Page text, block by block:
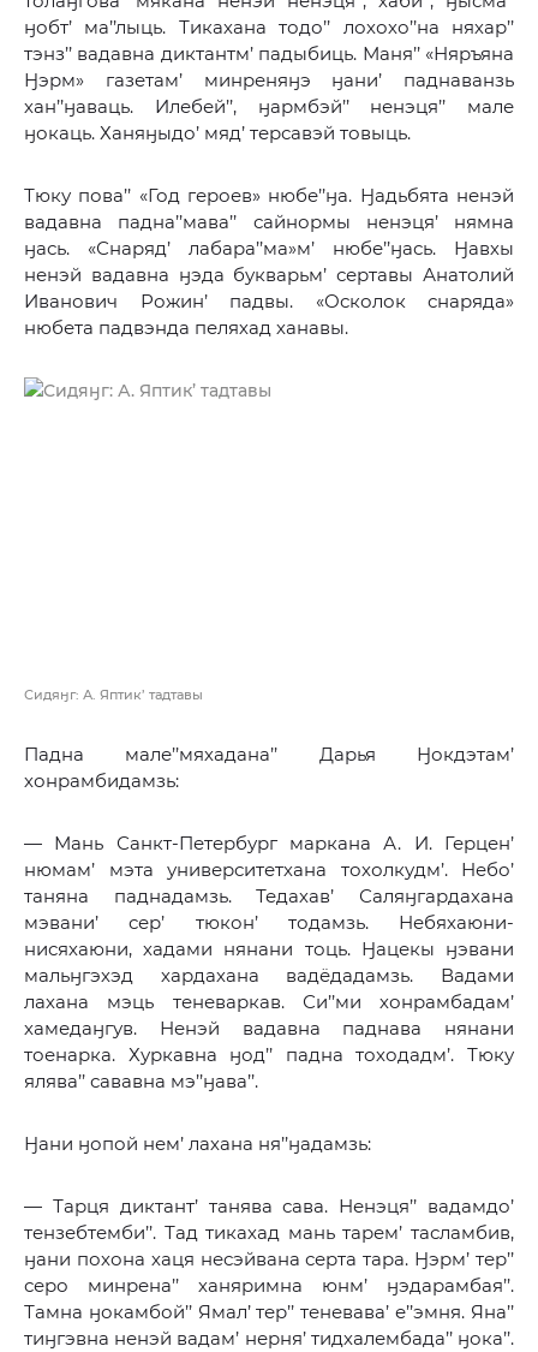
ӈобт’ ма’’лыць. Тикахана тодо’’ лохохо’’на няхар’’
тэнз’’ вадавна диктантм’ падыбиць. Маня’’ «Няръяна
Ӈэрм» газетам’ минреняӈэ ӈани’ паднаванзь
хан’’ӈаваць. Илебей’’, ӈармбэй’’ ненэця’’ мале
ӈокаць. Ханяӈыдо’ мяд’ терсавэй товыць.
Тюку пова’’ «Год героев» нюбе’’ӈа. Ӈадьбята ненэй
вадавна падна’’мава’’ сайнормы ненэця’ нямна
ӈась. «Снаряд’ лабара’’ма»м’ нюбе’’ӈась. Ӈавхы
ненэй вадавна ӈэда букварьм’ сертавы Анатолий
Иванович Рожин’ падвы. «Осколок снаряда»
нюбета падвэнда пеляхад ханавы.
Сидяӈг: А. Яптик’ тадтавы
Падна мале’’мяхадана’’ Дарья Ӈокдэтам’
хонрамбидамзь:
— Мань Санкт-Петербург маркана А. И. Герцен’
нюмам’ мэта университетхана тохолкудм’. Небо’
таняна паднадамзь. Тедахав’ Саляӈгардахана
мэвани’ сер’ тюкон’ тодамзь. Небяхаюни-
нисяхаюни, хадами нянани тоць. Ӈацекы ӈэвани
мальӈгэхэд хардахана вадёдадамзь. Вадами
лахана мэць теневаркав. Си’’ми хонрамбадам’
хамедаӈгув. Ненэй вадавна паднава нянани
тоенарка. Хуркавна ӈод’’ падна тоходадм’. Тюку
ялява’’ сававна мэ’’ӈава’’.
Ӈани ӈопой нем’ лахана ня’’ӈадамзь:
— Тарця диктант’ танява сава. Ненэця’’ вадамдо’
тензебтемби’’. Тад тикахад мань тарем’ тасламбив,
ӈани похона хаця несэйвана серта тара. Ӈэрм’ тер’’
серо минрена’’ ханяримна юнм’ ӈэдарамбая’’.
Тамна ӈокамбой’’ Ямал’ тер’’ теневава’ е’’эмня. Яна’’
тиӈгэвна ненэй вадам’ нерня’ тидхалембада’’ ӈока’’.